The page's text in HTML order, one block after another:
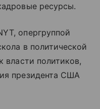
ресурсы.
опергруппой
в политической
власти политиков,
президента США